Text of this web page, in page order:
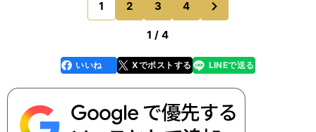
これには、ちょっ
1 2 3 4
のページへ
1 / 4
faceboo
k
いいね Xでポストする
line LINEで送る